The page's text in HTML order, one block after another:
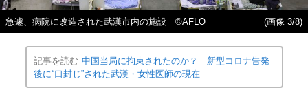
急遽、病院に改造された武漢市内の施設 ©AFLO (画像 3/8)
記事を読む 中国当局に拘束されたのか？ 新型コロナ告発
後に“口封じ”された武漢・女性医師の現在